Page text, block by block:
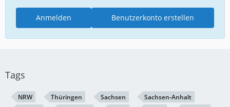
Benutzerkonto erstellen
Anmelden
Tags
NRW Thüringen Sachsen
Sachsen-Anhalt